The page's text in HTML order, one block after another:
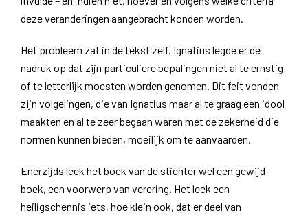
deze veranderingen aangebracht konden worden.
Het probleem zat in de tekst zelf. Ignatius legde er de
nadruk op dat zijn particuliere bepalingen niet al te ernstig
of te letterlijk moesten worden genomen. Dit feit vonden
zijn volgelingen, die van Ignatius maar al te graag een idool
maakten en al te zeer begaan waren met de zekerheid die
normen kunnen bieden, moeilijk om te aanvaarden.
Enerzijds leek het boek van de stichter wel een gewijd
boek, een voorwerp van verering. Het leek een
heiligschennis iets, hoe klein ook, dat er deel van